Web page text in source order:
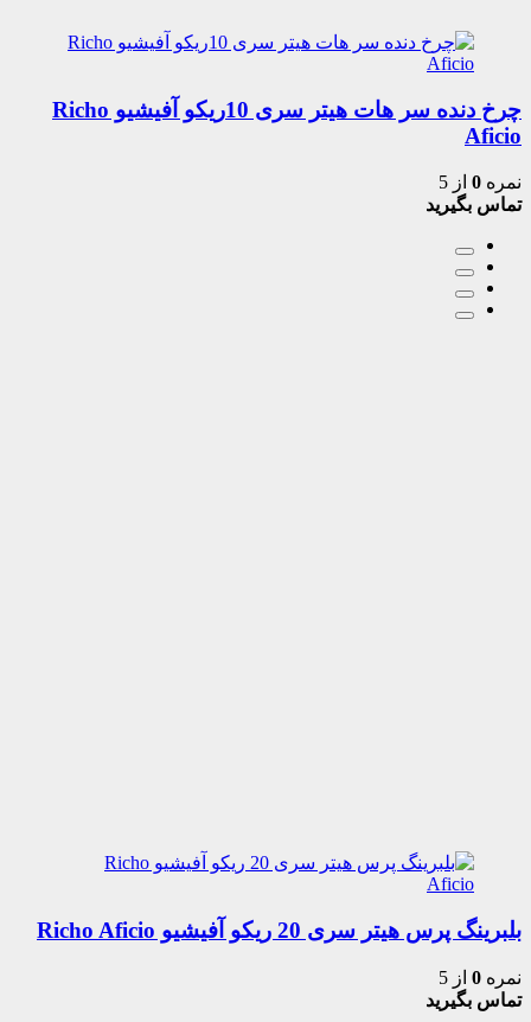
چرخ دنده سر هات هیتر سری 10ریکو آفیشیو Richo
Aficio
نمره 0 از 5
تماس بگیرید
بلبرینگ پرس هیتر سری 20 ریکو آفیشیو Richo Aficio
نمره 0 از 5
تماس بگیرید